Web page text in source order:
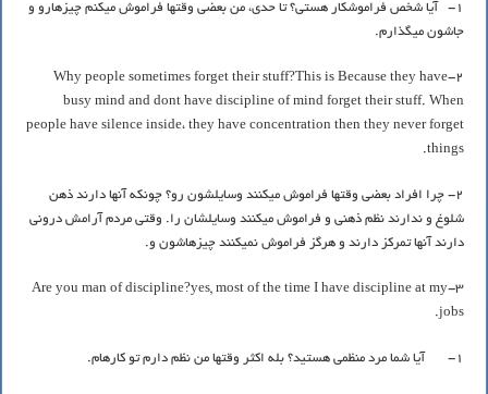
1- آیا شخص فراموشکار هستی؟ تا حدی، من بعضی وقتها فراموش میکنم چیزهارو و
جاشون میگذارم.
2-Why people sometimes forget their stuff?This is Because they have
busy mind and dont have discipline of mind forget their stuff. When
people have silence inside، they have concentration then they never forget
things.
2- چرا افراد بعضی وقتها فراموش میکنند وسایلشون رو؟ چونکه آنها دارند ذهن
شلوغ و ندارند نظم ذهنی و فراموش میکنند وسایلشان را. وقتی مردم آرامش درونی
دارند آنها تمرکز دارند و هرگز فراموش نمیکنند چیزهاشون و.
3-Are you man of discipline?yes, most of the time I have discipline at my
jobs.
1- آیا شما مرد منظمی هستید؟ بله اکثر وقتها من نظم دارم تو کارهام.